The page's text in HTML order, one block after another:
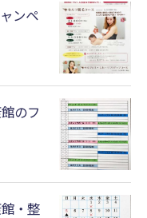
ンペ
のフ
・整